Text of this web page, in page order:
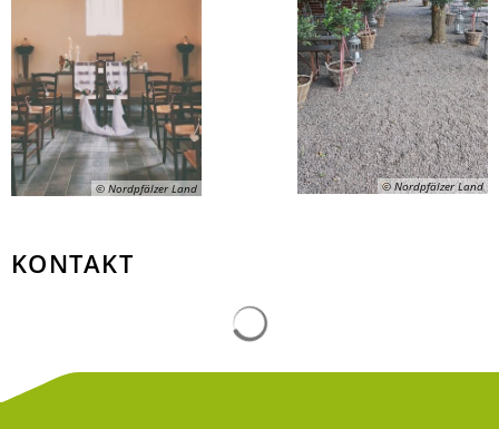
© Nordpfälzer Land © Nordpfälzer Land
KONTAKT